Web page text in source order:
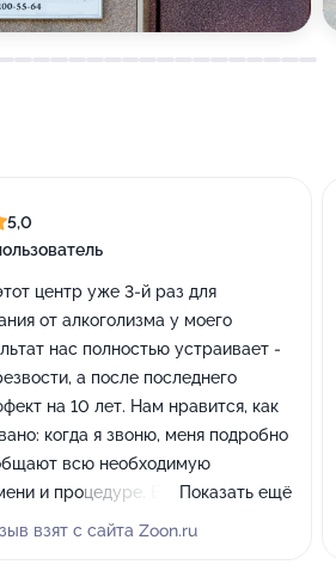
5,0
центр уже 3-й раз для
от алкоголизма у моего
нас полностью устраивает -
а после последнего
на 10 лет. Нам нравится, как
когда я звоню, меня подробно
всю необходимую
и процедуре. Врачи
впечатление, это
Показать ещё
взят с сайта Zoon.ru